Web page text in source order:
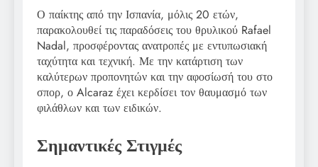
Ο παίκτης από την Ισπανία, μόλις 20 ετών,
παρακολουθεί τις παραδόσεις του θρυλικού Rafael
Nadal, προσφέροντας ανατροπές με εντυπωσιακή
ταχύτητα και τεχνική. Με την κατάρτιση των
καλύτερων προπονητών και την αφοσίωσή του στο
σπορ, ο Alcaraz έχει κερδίσει τον θαυμασμό των
φιλάθλων και των ειδικών.
Σημαντικές Στιγμές